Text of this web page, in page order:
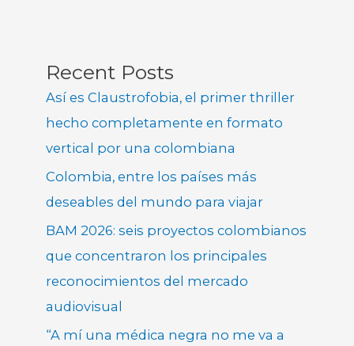
Recent Posts
Así es Claustrofobia, el primer thriller
hecho completamente en formato
vertical por una colombiana
Colombia, entre los países más
deseables del mundo para viajar
BAM 2026: seis proyectos colombianos
que concentraron los principales
reconocimientos del mercado
audiovisual
“A mí una médica negra no me va a